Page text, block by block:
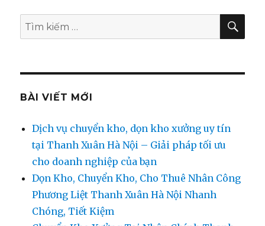
Tìm
kiếm:
TÌM
BÀI VIẾT MỚI
Dịch vụ chuyển kho, dọn kho xưởng uy tín
tại Thanh Xuân Hà Nội – Giải pháp tối ưu
cho doanh nghiệp của bạn
Dọn Kho, Chuyển Kho, Cho Thuê Nhân Công
Phương Liệt Thanh Xuân Hà Nội Nhanh
Chóng, Tiết Kiệm